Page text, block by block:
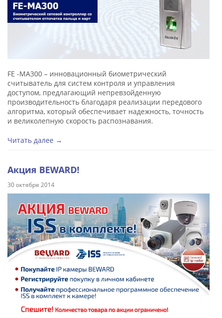
FE -MA300 – инновационный биометрический
считыватель для систем контроля и управления
доступом, предлагающий непревзойденную
производительность благодаря реализации передового
алгоритма, который обеспечивает надежность, точность
и великолепную скорость распознавания.
Читать далее →
Акция BEWARD!
30 октября 2014